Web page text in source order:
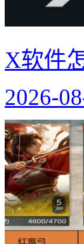
X软件
2026-